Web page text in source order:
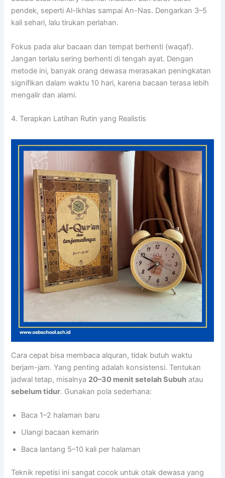
pendek, seperti Al-Ikhlas sampai An-Nas. Dengarkan 3–5
kali sehari, lalu tirukan perlahan.
Fokus pada alur bacaan dan tempat berhenti (waqaf).
Jangan terlalu sering berhenti di tengah ayat. Dengan
metode ini, banyak orang dewasa merasakan peningkatan
signifikan dalam waktu 10 hari, karena bacaan terasa lebih
mengalir dan alami.
4. Terapkan Latihan Rutin yang Realistis
Cara cepat bisa membaca alquran, tidak butuh waktu
berjam-jam. Yang penting adalah konsistensi. Tentukan
jadwal tetap, misalnya 20–30 menit setelah Subuh atau
sebelum tidur. Gunakan pola sederhana:
Baca 1–2 halaman baru
Ulangi bacaan kemarin
Baca lantang 5–10 kali per halaman
Teknik repetisi ini sangat cocok untuk otak dewasa yang